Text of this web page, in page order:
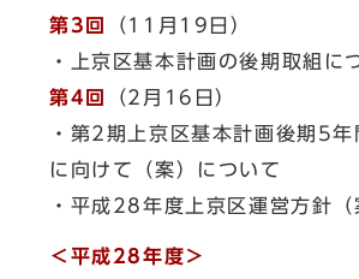
第3回
（11月19日）
・上京区基本計画の後期取組に
第4回
（2月16日）
・第2期上京区基本計画後期5年
に向けて（案）について
・平成28年度上京区運営方針（
＜平成28年度＞